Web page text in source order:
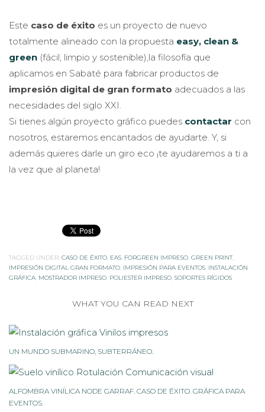
Este caso de éxito es un proyecto de nuevo
totalmente alineado con la propuesta easy, clean &
green (fácil, limpio y sostenible),la filosofía que
aplicamos en Sabaté para fabricar productos de
impresión digital de gran formato adecuados a las
necesidades del siglo XXI.
Si tienes algún proyecto gráfico puedes contactar con
nosotros, estaremos encantados de ayudarte. Y, si
además quieres darle un giro eco ¡te ayudaremos a ti a
la vez que al planeta!
TAGGED UNDER: CASO DE ÉXITO EAS FORGREEN IMPRESO GREEN PRINT,
IMPRESIÓN DIGITAL GRAN FORMATO IMPRESIÓN PARA EVENTOS INSTALACIÓN
GRÁFICA MOSTRADOR IMPRESO POLIESTER IMPRESO SOPORTES RÍGIDOS
WHAT YOU CAN READ NEXT
UN MUNDO SUBMARINO, SUBTERRÁNEO.
ALFOMBRA VINÍLICA NODE GARRAF. CASO DE ÉXITO. GRÁFICA PARA
EVENTOS.